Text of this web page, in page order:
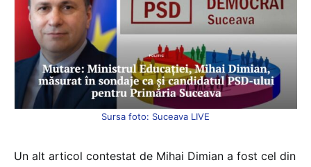
Sursa foto: Suceava LIVE
Un alt articol contestat de Mihai Dimian a fost cel din